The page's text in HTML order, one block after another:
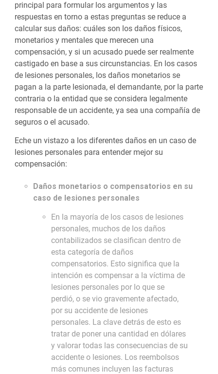
principal para formular los argumentos y las
respuestas en torno a estas preguntas se reduce a
calcular sus daños: cuáles son los daños físicos,
monetarios y mentales que merecen una
compensación, y si un acusado puede ser realmente
castigado en base a sus circunstancias. En los casos
de lesiones personales, los daños monetarios se
pagan a la parte lesionada, el demandante, por la parte
contraria o la entidad que se considera legalmente
responsable de un accidente, ya sea una compañía de
seguros o el acusado.
Eche un vistazo a los diferentes daños en un caso de
lesiones personales para entender mejor su
compensación:
Daños monetarios o compensatorios en su
caso de lesiones personales
En la mayoría de los casos de lesiones
personales, muchos de los daños
contabilizados se clasifican dentro de
esta categoría de daños
compensatorios. Esto significa que la
intención es compensar a la víctima de
lesiones personales por lo que se
perdió, o se vio gravemente afectado,
por su accidente de lesiones
personales. La clave detrás de esto es
tratar de poner una cantidad en dólares
y valorar todas las consecuencias de su
accidente o lesiones. Los reembolsos
más comunes incluyen las facturas